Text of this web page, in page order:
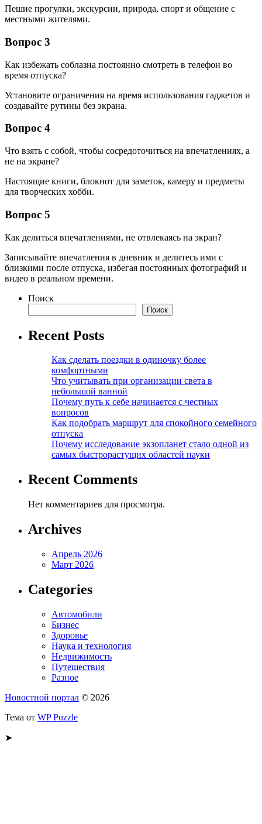
Пешие прогулки, экскурсии, природа, спорт и общение с
местными жителями.
Вопрос 3
Как избежать соблазна постоянно смотреть в телефон во
время отпуска?
Установите ограничения на время использования гаджетов и
создавайте рутины без экрана.
Вопрос 4
Что взять с собой, чтобы сосредоточиться на впечатлениях, а
не на экране?
Настоящие книги, блокнот для заметок, камеру и предметы
для творческих хобби.
Вопрос 5
Как делиться впечатлениями, не отвлекаясь на экран?
Записывайте впечатления в дневник и делитесь ими с
близкими после отпуска, избегая постоянных фотографий и
видео в реальном времени.
Поиск
Поиск
Recent Posts
Как сделать поездки в одиночку более
комфортными
Что учитывать при организации света в
небольшой ванной
Почему путь к себе начинается с честных
вопросов
Как подобрать маршрут для спокойного семейного
отпуска
Почему исследование экзопланет стало одной из
самых быстрорастущих областей науки
Recent Comments
Нет комментариев для просмотра.
Archives
Апрель 2026
Март 2026
Categories
Автомобили
Бизнес
Здоровье
Наука и технология
Недвижимость
Путешествия
Разное
Новостной портал © 2026
Тема от WP Puzzle
➤